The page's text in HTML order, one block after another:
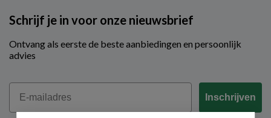
Schrijf je in voor onze nieuwsbrief
Ontvang als eerste de beste aanbiedingen en persoonlijk
advies
Email
Inschrijven